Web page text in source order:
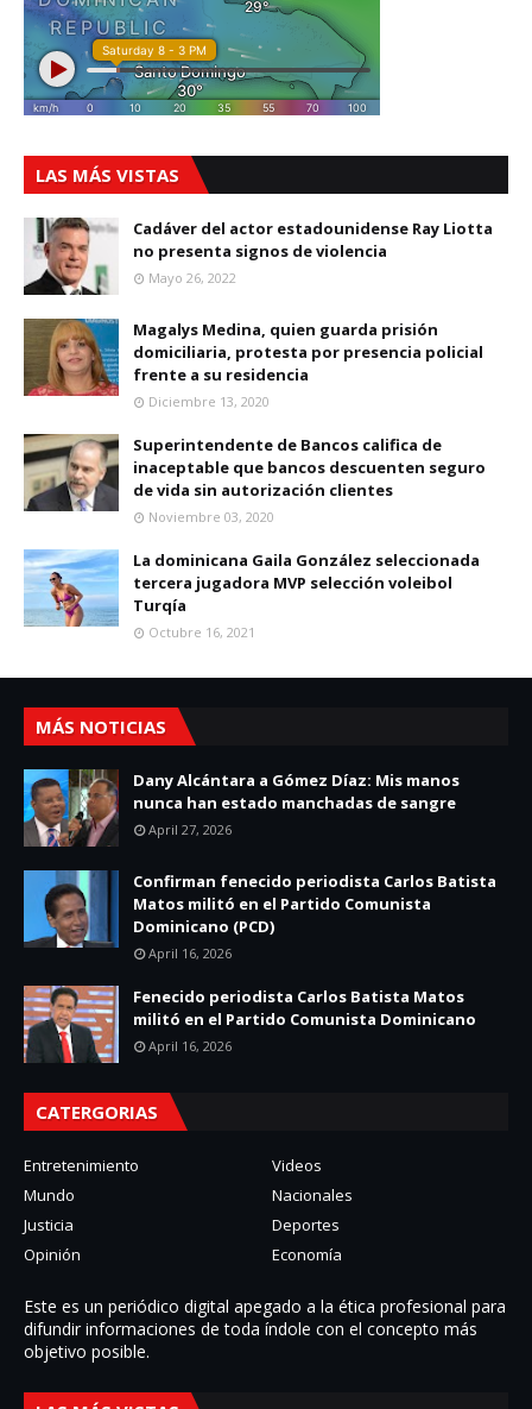
LAS MÁS VISTAS
Cadáver del actor estadounidense Ray Liotta
no presenta signos de violencia
Mayo 26, 2022
Magalys Medina, quien guarda prisión
domiciliaria, protesta por presencia policial
frente a su residencia
Diciembre 13, 2020
Superintendente de Bancos califica de
inaceptable que bancos descuenten seguro
de vida sin autorización clientes
Noviembre 03, 2020
La dominicana Gaila González seleccionada
tercera jugadora MVP selección voleibol
Turqía
Octubre 16, 2021
MÁS NOTICIAS
Dany Alcántara a Gómez Díaz: Mis manos
nunca han estado manchadas de sangre
April 27, 2026
Confirman fenecido periodista Carlos Batista
Matos militó en el Partido Comunista
Dominicano (PCD)
April 16, 2026
Fenecido periodista Carlos Batista Matos
militó en el Partido Comunista Dominicano
April 16, 2026
CATERGORIAS
Entretenimiento
Videos
Mundo
Nacionales
Justicia
Deportes
Opinión
Economía
Este es un periódico digital apegado a la ética profesional para
difundir informaciones de toda í­ndole con el concepto más
objetivo posible.